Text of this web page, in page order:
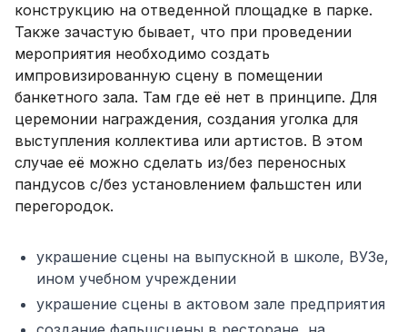
конструкцию на отведенной площадке в парке.
Также зачастую бывает, что при проведении
мероприятия необходимо создать
импровизированную сцену в помещении
банкетного зала. Там где её нет в принципе. Для
церемонии награждения, создания уголка для
выступления коллектива или артистов. В этом
случае её можно сделать из/без переносных
пандусов с/без установлением фальшстен или
перегородок.
украшение сцены на выпускной в школе, ВУЗе,
ином учебном учреждении
украшение сцены в актовом зале предприятия